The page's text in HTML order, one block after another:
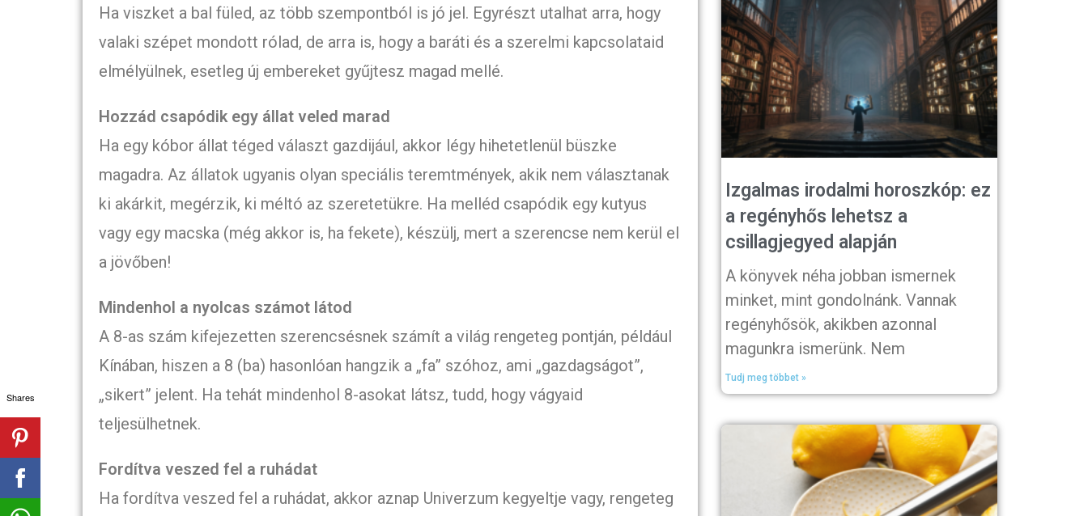
Ha viszket a bal füled, az több szempontból is jó jel. Egyrészt utalhat arra, hogy
valaki szépet mondott rólad, de arra is, hogy a baráti és a szerelmi kapcsolataid
elmélyülnek, esetleg új embereket gyűjtesz magad mellé.
Hozzád csapódik egy állat veled marad
Ha egy kóbor állat téged választ gazdijául, akkor légy hihetetlenül büszke
magadra. Az állatok ugyanis olyan speciális teremtmények, akik nem választanak
ki akárkit, megérzik, ki méltó az szeretetükre. Ha melléd csapódik egy kutyus
vagy egy macska (még akkor is, ha fekete), készülj, mert a szerencse nem kerül el
a jövőben!
Mindenhol a nyolcas számot látod
A 8-as szám kifejezetten szerencsésnek számít a világ rengeteg pontján, például
Kínában, hiszen a 8 (ba) hasonlóan hangzik a „fa” szóhoz, ami „gazdagságot”,
„sikert” jelent. Ha tehát mindenhol 8-asokat látsz, tudd, hogy vágyaid
teljesülhetnek.
Fordítva veszed fel a ruhádat
Ha fordítva veszed fel a ruhádat, akkor aznap Univerzum kegyeltje vagy, rengeteg
Izgalmas irodalmi horoszkóp: ez
a regényhős lehetsz a
csillagjegyed alapján
A könyvek néha jobban ismernek
minket, mint gondolnánk. Vannak
regényhősök, akikben azonnal
magunkra ismerünk. Nem
Tudj meg többet »
Shares